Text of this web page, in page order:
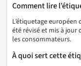
Comment lire
L’étiquetage
été révisé et mis à jour
les consommateurs.
À quoi sert cette